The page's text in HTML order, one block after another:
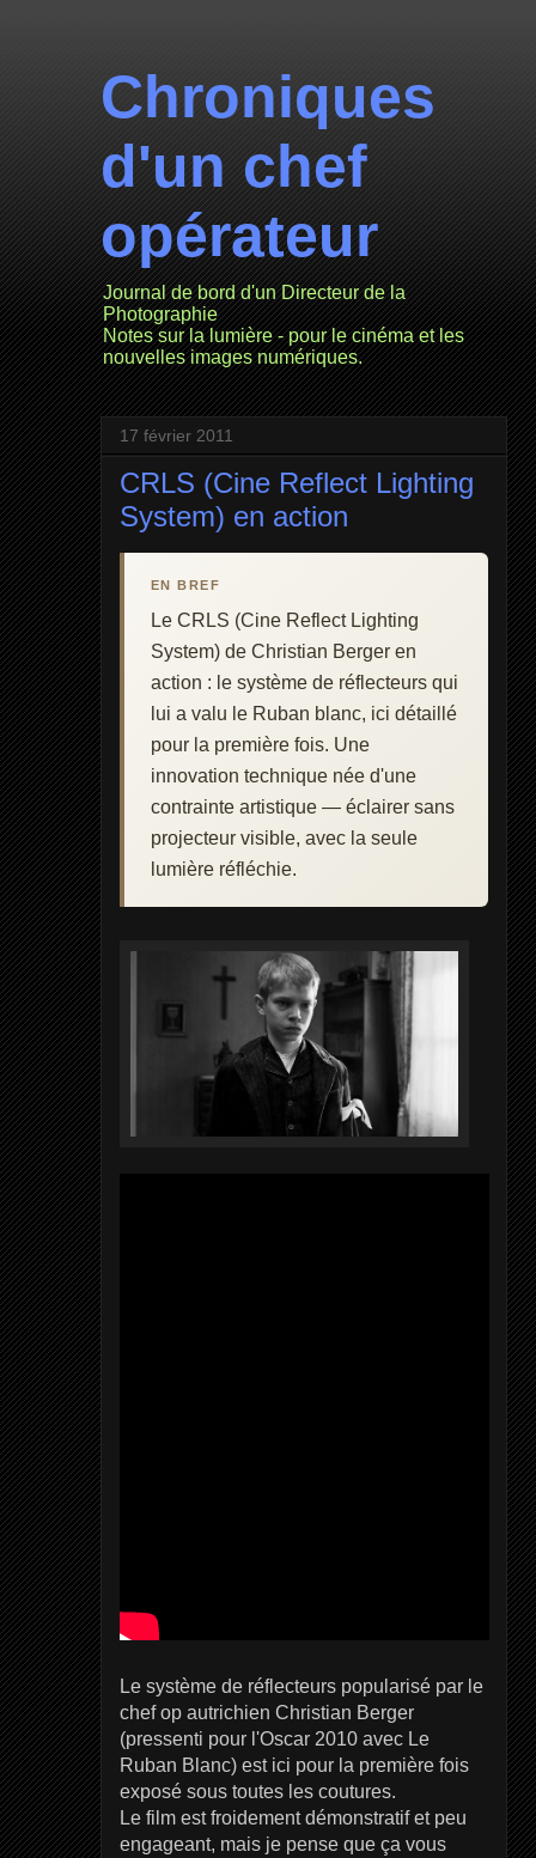
Chroniques
d'un chef
opérateur
Journal de bord d'un Directeur de la
Photographie
Notes sur la lumière - pour le cinéma et les
nouvelles images numériques.
17 février 2011
CRLS (Cine Reflect Lighting
System) en action
EN BREF
Le CRLS (Cine Reflect Lighting
System) de Christian Berger en
action : le système de réflecteurs qui
lui a valu le Ruban blanc, ici détaillé
pour la première fois. Une
innovation technique née d'une
contrainte artistique — éclairer sans
projecteur visible, avec la seule
lumière réfléchie.
Le système de réflecteurs popularisé par le
chef op autrichien Christian Berger
(pressenti pour l'Oscar 2010 avec Le
Ruban Blanc) est ici pour la première fois
exposé sous toutes les coutures.
Le film est froidement démonstratif et peu
engageant, mais je pense que ça vous